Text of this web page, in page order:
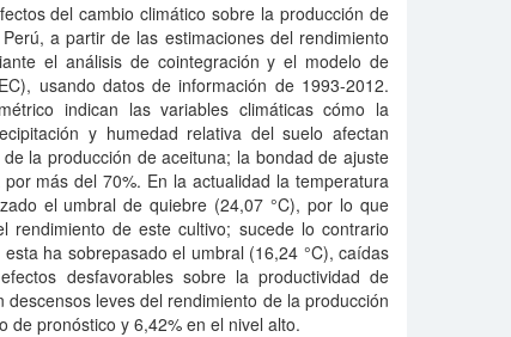
del cambio climático sobre la producción de
a partir de las estimaciones del rendimiento
el análisis de cointegración y el modelo de
usando datos de información de 1993-2012.
indican las variables climáticas cómo la
y humedad relativa del suelo afectan
la producción de aceituna; la bondad de ajuste
más del 70%. En la actualidad la temperatura
el umbral de quiebre (24,07 °C), por lo que
rendimiento de este cultivo; sucede lo contrario
ha sobrepasado el umbral (16,24 °C), caídas
desfavorables sobre la productividad de
leves del rendimiento de la producción
de pronóstico y 6,42% en el nivel alto.